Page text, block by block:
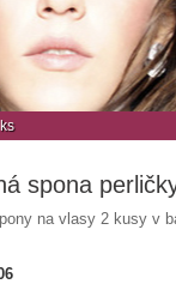
spona
na vlasy 2 kusy v